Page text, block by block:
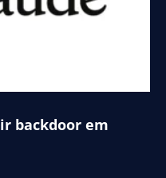
backdoor em